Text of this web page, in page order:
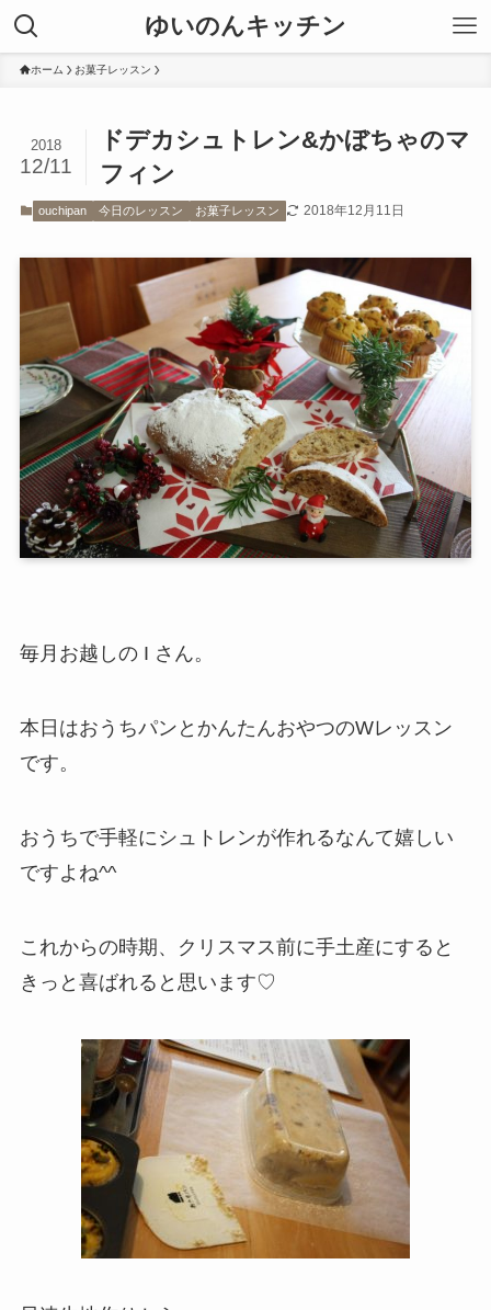
ゆいのんキッチン
ホーム お菓子レッスン
ドデカシュトレン&かぼちゃのマ
フィン
2018
12/11
ouchipan 今日のレッスン お菓子レッスン 2018年12月11日
毎月お越しの I さん。
本日はおうちパンとかんたんおやつのWレッスン
です。
おうちで手軽にシュトレンが作れるなんて嬉しい
ですよね^^
これからの時期、クリスマス前に手土産にすると
きっと喜ばれると思います♡